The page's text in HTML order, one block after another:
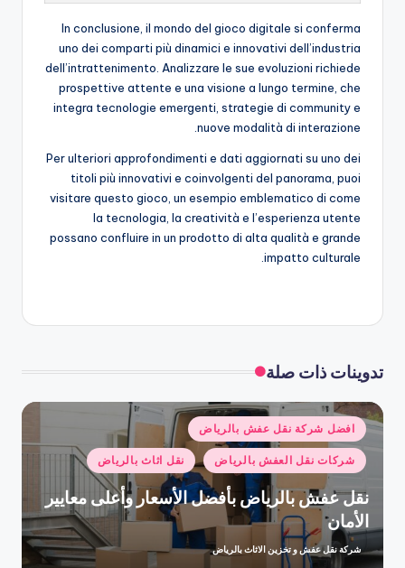
In conclusione, il mondo del gioco digitale si conferma
uno dei comparti più dinamici e innovativi dell’industria
dell’intrattenimento. Analizzare le sue evoluzioni richiede
prospettive attente e una visione a lungo termine, che
integra tecnologie emergenti, strategie di community e
nuove modalità di interazione.
Per ulteriori approfondimenti e dati aggiornati su uno dei
titoli più innovativi e coinvolgenti del panorama, puoi
visitare questo gioco, un esempio emblematico di come
la tecnologia, la creatività e l’esperienza utente
possano confluire in un prodotto di alta qualità e grande
impatto culturale.
تدوينات ذات صلة
نُشر
في
افضل شركة نقل عفش بالرياض
شركات نقل العفش بالرياض نقل اثاث بالرياض
نقل عفش بالرياض بأفضل الأسعار وأعلى معايير
الأمان
تمّ
شركة نقل عفش و تخزين الاثاث بالرياض